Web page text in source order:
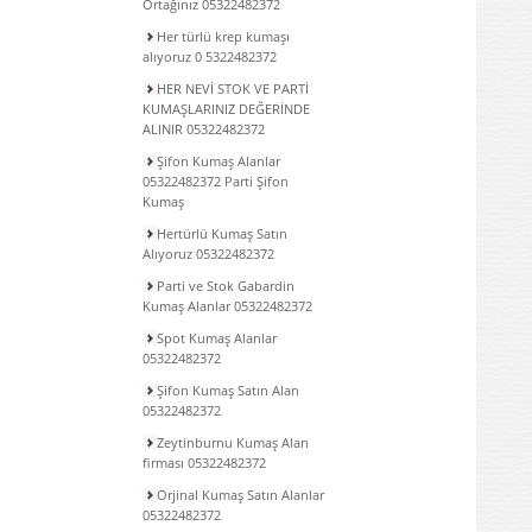
Ortağınız 05322482372
Her türlü krep kumaşı
alıyoruz 0 5322482372
HER NEVİ STOK VE PARTİ
KUMAŞLARINIZ DEĞERİNDE
ALINIR 05322482372
Şifon Kumaş Alanlar
05322482372 Parti Şifon
Kumaş
Hertürlü Kumaş Satın
Alıyoruz 05322482372
Parti ve Stok Gabardin
Kumaş Alanlar 05322482372
Spot Kumaş Alanlar
05322482372
Şifon Kumaş Satın Alan
05322482372
Zeytinburnu Kumaş Alan
firması 05322482372
Orjinal Kumaş Satın Alanlar
05322482372